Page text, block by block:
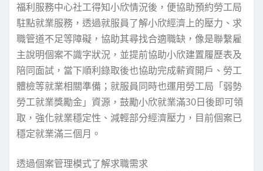
福利服務中心社工得知小欣情況後，便協助預約勞工局
駐點就業服務，透過就服員了解小欣經濟上的壓力、求
職管道不足等障礙，協助其尋找合適職缺，像是聯繫雇
主說明個案不識字狀況，並提前協助小欣建置履歷表及
陪同面試，當下順利錄取後也協助完成薪資開戶、勞工
體檢等就業相關準備；就服員同時也運用勞工局「弱勢
勞工就業獎勵金」資源，鼓勵小欣就業滿30日後即可領
取，強化就業穩定性、減輕部分經濟壓力，目前個案已
穩定就業滿三個月。
透過個案管理模式了解求職需求